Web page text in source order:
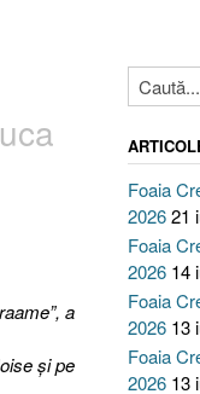
a
şi pe
Foaia
202621
Foaia
2026 14
Foaia
2026 13
Foaia
2026 13